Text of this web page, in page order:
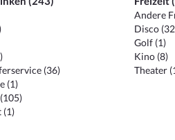
(36)
(1)
(1)
Andere
Disco
Golf (1)
Kino (8)
Theater